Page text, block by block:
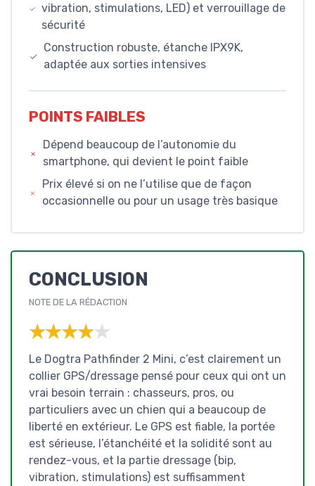
vibration, stimulations, LED) et verrouillage de
sécurité
Construction robuste, étanche IPX9K,
adaptée aux sorties intensives
POINTS FAIBLES
Dépend beaucoup de l’autonomie du
smartphone, qui devient le point faible
Prix élevé si on ne l’utilise que de façon
occasionnelle ou pour un usage très basique
CONCLUSION
NOTE DE LA RÉDACTION
★★★★★
★★★★★
Le Dogtra Pathfinder 2 Mini, c’est clairement un
collier GPS/dressage pensé pour ceux qui ont un
vrai besoin terrain : chasseurs, pros, ou
particuliers avec un chien qui a beaucoup de
liberté en extérieur. Le GPS est fiable, la portée
est sérieuse, l’étanchéité et la solidité sont au
rendez-vous, et la partie dressage (bip,
vibration, stimulations) est suffisamment